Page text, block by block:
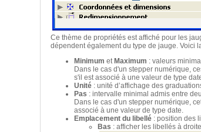
Ce thème de propriétés est affiché pour les
dépendent également du type de jauge. Voici
Minimum et Maximum : valeurs
Dans le cas d'un stepper numérique,
s'il est associé à une valeur de type
Unité : unité d’affichage des
Pas : intervalle minimal admis entre
Dans le cas d'un stepper numérique,
associé à une valeur de type date.
Emplacement du libellé : position des
Bas : afficher les libellés à